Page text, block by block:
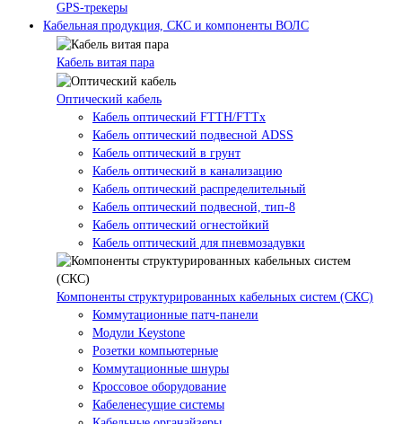
GPS-трекеры
Кабельная продукция, СКС и компоненты ВОЛС
Кабель витая пара
Оптический кабель
Кабель оптический FTTH/FTTx
Кабель оптический подвесной ADSS
Кабель оптический в грунт
Кабель оптический в канализацию
Кабель оптический распределительный
Кабель оптический подвесной, тип-8
Кабель оптический огнестойкий
Кабель оптический для пневмозадувки
Компоненты структурированных кабельных систем (СКС)
Коммутационные патч-панели
Модули Keystone
Розетки компьютерные
Коммутационные шнуры
Кроссовое оборудование
Кабеленесущие системы